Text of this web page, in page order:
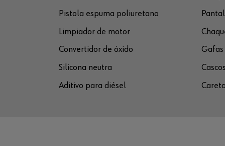
Pistola espuma poliuretano
Limpiador de motor
Convertidor de óxido
Silicona neutra
Aditivo para diésel